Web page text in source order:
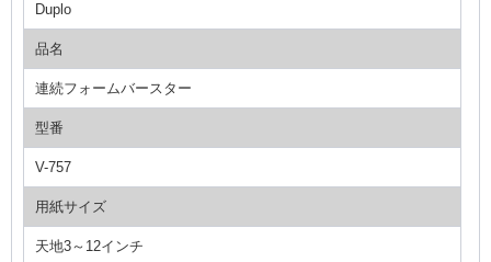
Duplo
品名
連続フォームバースター
型番
V-757
用紙サイズ
天地3～12インチ